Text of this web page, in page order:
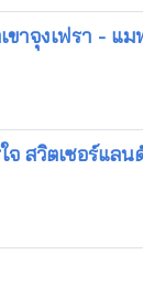
าจุงเฟรา - แม
จ สวิตเซอร์แ